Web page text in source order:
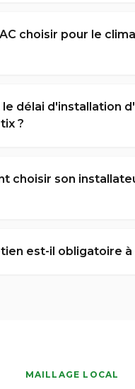
choisir pour le
le délai d'installation
?
choisir son
est-il obligatoire à
MAILLAGE LOCAL